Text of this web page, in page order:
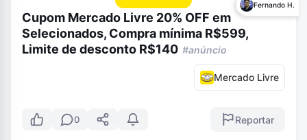
Fernando H.
Cupom Mercado Livre 20% OFF em
Selecionados, Compra mínima R$599,
Limite de desconto R$140 #anúncio
Mercado Livre
0 Reportar